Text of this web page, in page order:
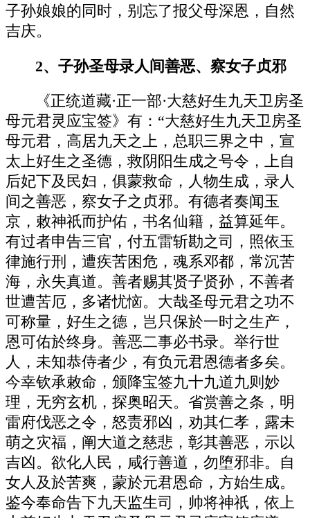
子孙娘娘的同时，别忘了报父母深恩，自然
吉庆。
2、子孙圣母录人间善恶、察女子贞邪
《正统道藏·正一部·大慈好生九天卫房圣
母元君灵应宝签》有：“大慈好生九天卫房圣
母元君，高居九天之上，总职三界之中，宣
太上好生之圣德，救阴阳生成之号令，上自
后妃下及民妇，俱蒙救命，人物生成，录人
间之善恶，察女子之贞邪。有德者奏闻玉
京，敕神祇而护佑，书名仙籍，益算延年。
有过者申告三官，付五雷斩勘之司，照依玉
律施行刑，遭疾苦困危，魂系邓都，常沉苦
海，永失真道。善者赐其贤子贤孙，不善者
世遭苦厄，多诸忧恼。大哉圣母元君之功不
可称量，好生之德，岂只保於一时之生产，
恩可佑於终身。善恶二事必书录。举行世
人，未知恭侍者少，有负元君恩德者多矣。
今幸钦承敕命，颁降宝签九十九道九则妙
理，无穷玄机，探奥昭天。省赏善之条，明
雷府伐恶之令，怒责邪凶，劝其仁孝，露未
萌之灾福，阐大道之慈悲，彰其善恶，示以
吉凶。欲化人民，咸行善道，勿堕邪非。自
女人及於苦爽，蒙於元君恩命，方始生成。
鉴今奉命告下九天监生司，帅将神祇，依上